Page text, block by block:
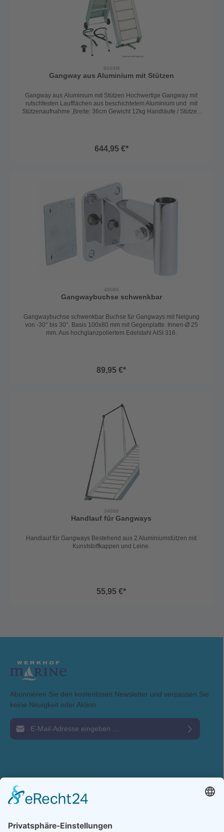
8009M
Gangway aus Aluminium mit Stützen
Gangway aus Aluminium mit Stützen Hochwertige Gangway mit
rutschfesten Laufflächen aus beschichtetem Aluminium und mit
Stützenaufnahme ,Breite: 36cm Gewicht 12kg Handläufe / Stützen
644,95 €*
49080
Gangwaybuchse schwenkbar
Gangwaybuchse schwenkbar Buchse für Gangways mit Neigung
von -30° bis 30°. Basis 100x80 mm mit Gegenplatte. Innen-Ø 25
mm. Aus hochglanzpoliertem Edelstahl AISI 316.
89,95 €*
34080
Handlauf für Gangways
Handlauf für Gangways Bestehend aus 2 Aluminiumstützen mit
Kunststoffkappen und Leine.
55,95 €*
Abonnieren Sie den kostenlosen Newsletter und verpassen Sie
keine Neuigkeit oder Aktion.
E-Mail-Adresse*
Service-Hotline
Shop Service